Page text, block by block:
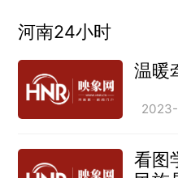
河南24小时
温暖
看图